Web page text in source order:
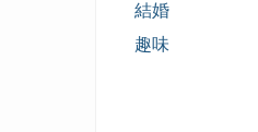
結婚
趣味